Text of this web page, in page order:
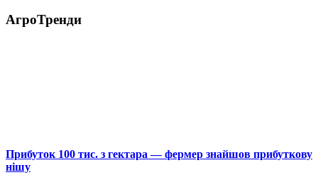
АгроТренди
Прибуток 100 тис. з гектара — фермер знайшов прибуткову
нішу